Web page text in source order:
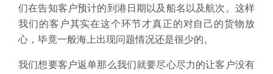
们在告知客户预计的到港日期以及船名以及航次。这样
我们的客户其实在这个环节才真正的对自己的货物放
心，毕竟一般海上出现问题情况还是很少的。
我们想要客户返单那么我们就要尽心尽力的让客户没有